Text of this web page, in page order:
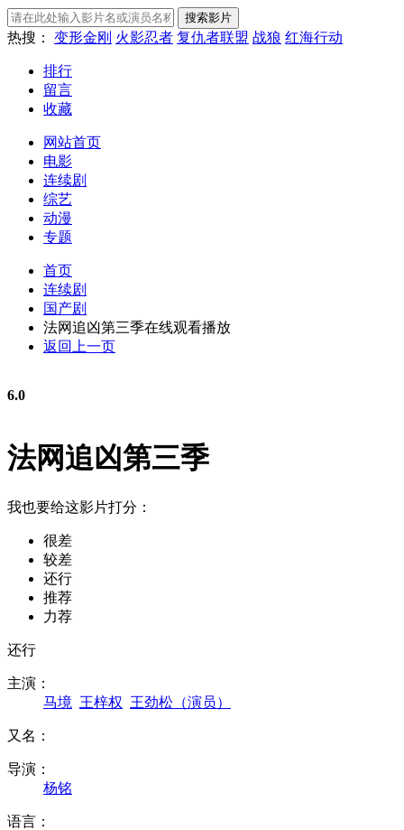
热搜： 变形金刚 火影忍者 复仇者联盟 战狼 红海行动
排行
留言
收藏
网站首页
电影
连续剧
综艺
动漫
专题
首页
连续剧
国产剧
法网追凶第三季在线观看播放
返回上一页
6.0
法网追凶第三季
我也要给这影片打分：
很差
较差
还行
推荐
力荐
还行
主演：
马境 王梓权 王劲松（演员）
又名：
导演：
杨铭
语言：